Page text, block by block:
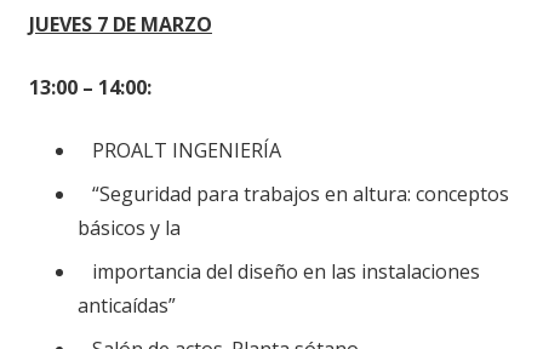
JUEVES 7 DE MARZO
13:00 – 14:00:
PROALT INGENIERÍA
“Seguridad para trabajos en altura: conceptos
básicos y la
importancia del diseño en las instalaciones
anticaídas”